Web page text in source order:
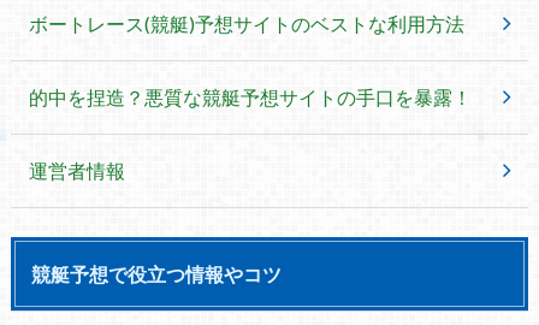
ボートレース(競艇)予想サイトのベストな利用方法
的中を捏造？悪質な競艇予想サイトの手口を暴露！
運営者情報
競艇予想で役立つ情報やコツ